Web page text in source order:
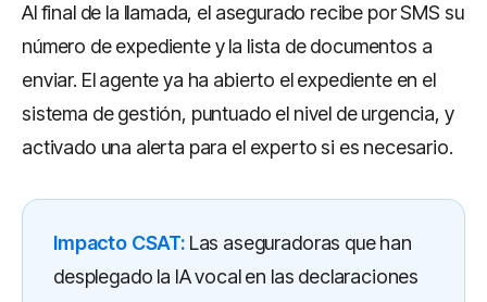
Al final de la llamada, el asegurado recibe por SMS su
número de expediente y la lista de documentos a
enviar. El agente ya ha abierto el expediente en el
sistema de gestión, puntuado el nivel de urgencia, y
activado una alerta para el experto si es necesario.
Impacto CSAT:Las aseguradoras que han
desplegado la IA vocal en las declaraciones